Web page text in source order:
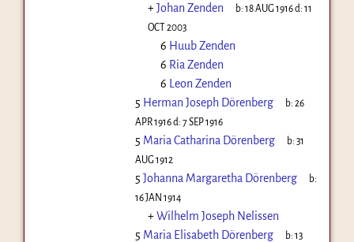
+Johan Zenden b:18 AUG 1916d:11
OCT 2003
6 Huub Zenden
6 Ria Zenden
6 Leon Zenden
5 Herman Joseph Dörenberg b:26
APR 1916d: 7 SEP 1916
5 Maria Catharina Dörenberg b:31
AUG 1912
5 Johanna Margaretha Dörenberg
b:
16 JAN 1914
+Wilhelm Joseph Nelissen
5 Maria Elisabeth Dörenberg b:13